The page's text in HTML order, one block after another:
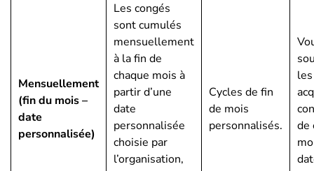
Mensuellement
(fin du mois –
date
personnalisée)
Les congés
sont cumulés
mensuellement
à la fin de
chaque mois à
partir d’une
date
personnalisée
choisie par
l’organisation,
Cycles de fin
de mois
personnalisés.
de